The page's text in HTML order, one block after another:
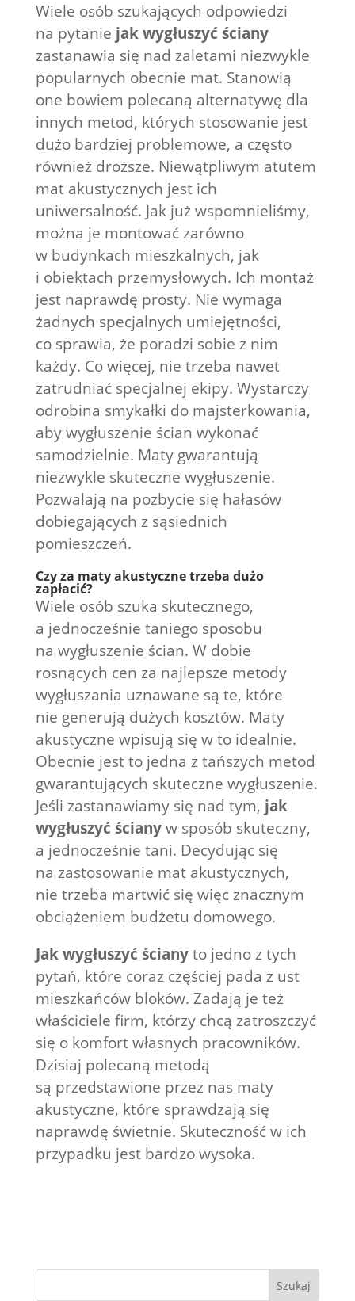
Wiele osób szukających odpowiedzi
na pytanie jak wygłuszyć ściany
zastanawia się nad zaletami niezwykle
popularnych obecnie mat. Stanowią
one bowiem polecaną alternatywę dla
innych metod, których stosowanie jest
dużo bardziej problemowe, a często
również droższe. Niewątpliwym atutem
mat akustycznych jest ich
uniwersalność. Jak już wspomnieliśmy,
można je montować zarówno
w budynkach mieszkalnych, jak
i obiektach przemysłowych. Ich montaż
jest naprawdę prosty. Nie wymaga
żadnych specjalnych umiejętności,
co sprawia, że poradzi sobie z nim
każdy. Co więcej, nie trzeba nawet
zatrudniać specjalnej ekipy. Wystarczy
odrobina smykałki do majsterkowania,
aby wygłuszenie ścian wykonać
samodzielnie. Maty gwarantują
niezwykle skuteczne wygłuszenie.
Pozwalają na pozbycie się hałasów
dobiegających z sąsiednich
pomieszczeń.
Czy za maty akustyczne trzeba dużo
zapłacić?
Wiele osób szuka skutecznego,
a jednocześnie taniego sposobu
na wygłuszenie ścian. W dobie
rosnących cen za najlepsze metody
wygłuszania uznawane są te, które
nie generują dużych kosztów. Maty
akustyczne wpisują się w to idealnie.
Obecnie jest to jedna z tańszych metod
gwarantujących skuteczne wygłuszenie.
Jeśli zastanawiamy się nad tym, jak
wygłuszyć ścianyw sposób skuteczny,
a jednocześnie tani. Decydując się
na zastosowanie mat akustycznych,
nie trzeba martwić się więc znacznym
obciążeniem budżetu domowego.
Jak wygłuszyć ścianyto jedno z tych
pytań, które coraz częściej pada z ust
mieszkańców bloków. Zadają je też
właściciele firm, którzy chcą zatroszczyć
się o komfort własnych pracowników.
Dzisiaj polecaną metodą
są przedstawione przez nas maty
akustyczne, które sprawdzają się
naprawdę świetnie. Skuteczność w ich
przypadku jest bardzo wysoka.